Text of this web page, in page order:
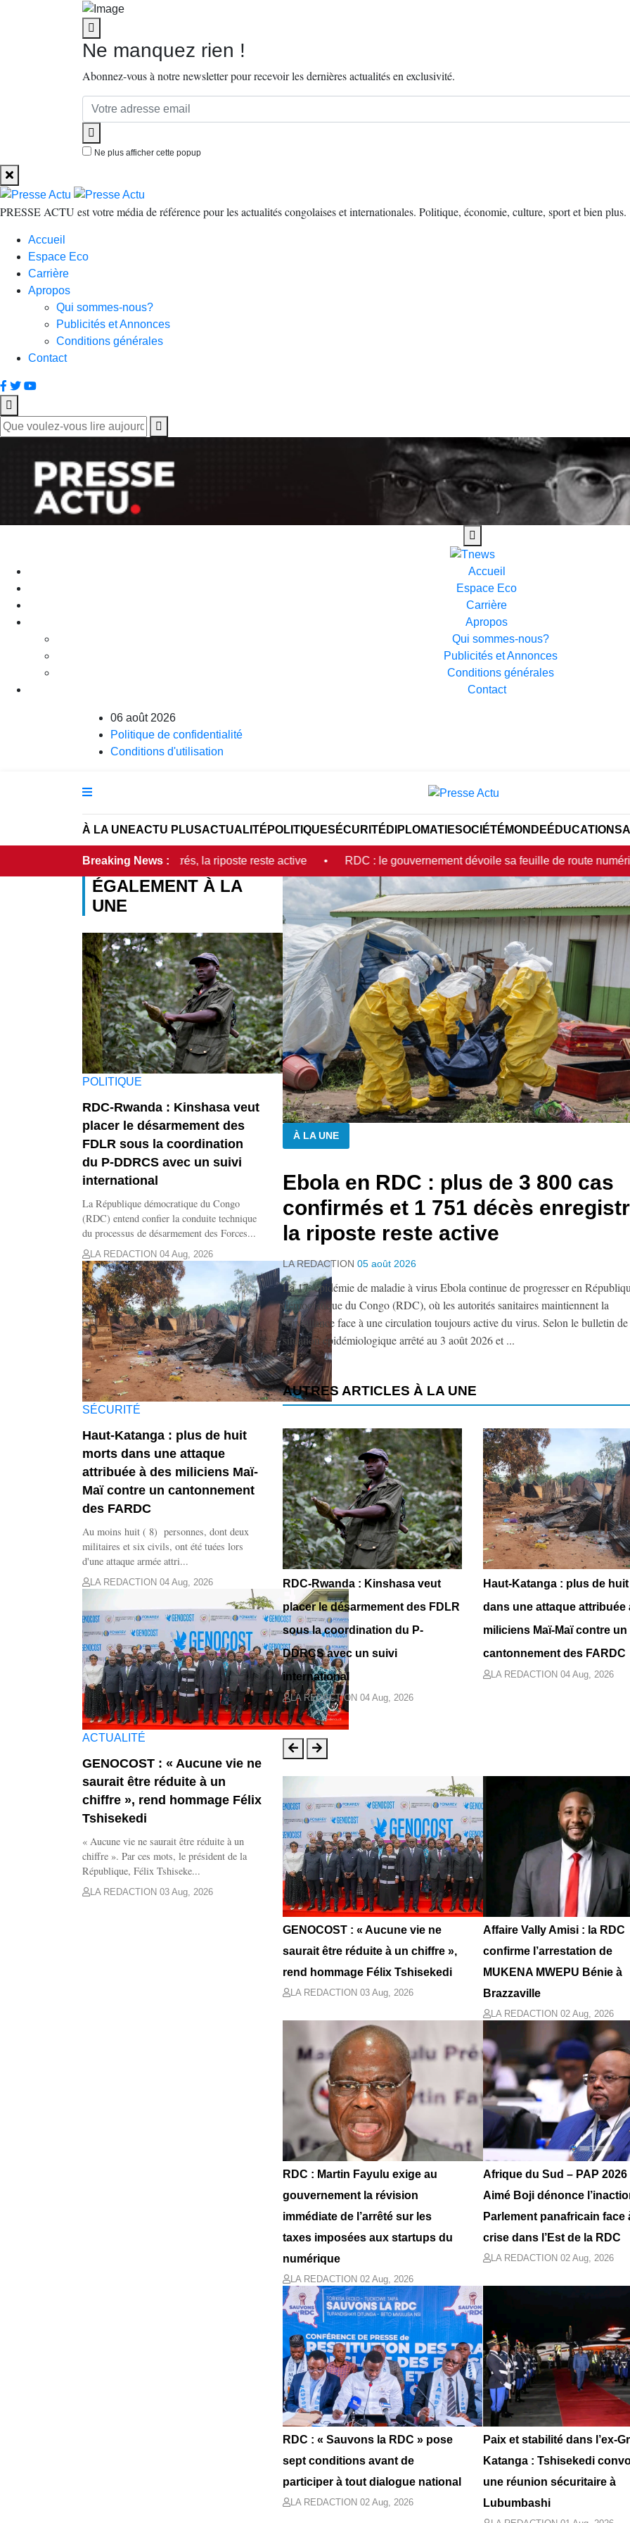
Ne manquez rien !
Abonnez-vous à notre newsletter pour recevoir les dernières actualités en exclusivité.
Ne plus afficher cette popup
PRESSE ACTU est votre média de référence pour les actualités congolaises et internationales. Politique, économie, culture, sport et bien plus.
Accueil
Espace Eco
Carrière
Apropos
Qui sommes-nous?
Publicités et Annonces
Conditions générales
Contact
Accueil
Espace Eco
Carrière
Apropos
Qui sommes-nous?
Publicités et Annonces
Conditions générales
Contact
06 août 2026
Politique de confidentialité
Conditions d'utilisation
À LA UNEACTU PLUSACTUALITÉ POLITIQUESÉCURITÉ DIPLOMATIESOCIÉTÉ MONDE ÉDUCATION
Breaking News :
décès enregistrés, la riposte reste active • RDC : le gouvernement dévoile sa feuille de route numérique et sa
ÉGALEMENT À LA
UNE
POLITIQUE
RDC-Rwanda : Kinshasa veut
placer le désarmement des
FDLR sous la coordination
du P-DDRCS avec un suivi
international
La République démocratique du Congo
(RDC) entend confier la conduite technique
du processus de désarmement des Forces...
LA REDACTION 04 Aug, 2026
SÉCURITÉ
Haut-Katanga : plus de huit
morts dans une attaque
attribuée à des miliciens Maï-
Maï contre un cantonnement
des FARDC
Au moins huit ( 8) personnes, dont deux
militaires et six civils, ont été tuées lors
d'une attaque armée attri...
LA REDACTION 04 Aug, 2026
ACTUALITÉ
GENOCOST : « Aucune vie ne
saurait être réduite à un
chiffre », rend hommage Félix
Tshisekedi
« Aucune vie ne saurait être réduite à un
chiffre ». Par ces mots, le président de la
République, Félix Tshiseke...
LA REDACTION 03 Aug, 2026
À LA UNE
Ebola en RDC : plus de 3 800 cas
confirmés et 1 751 décès
la riposte reste active
LA REDACTION 05 août 2026
La 17ᵉ épidémie de maladie à virus Ebola continue de progresser en
démocratique du Congo (RDC), où les autorités sanitaires maintiennent la
surveillance face à une circulation toujours active du virus. Selon le bulletin de
situation épidémiologique arrêté au 3 août 2026 et ...
AUTRES ARTICLES À LA UNE
RDC-Rwanda : Kinshasa veut
placer le désarmement des FDLR
sous la coordination du P-
DDRCS avec un suivi
international
LA REDACTION 04 Aug, 2026
Haut-Katanga : plus de
dans une attaque attribuée
miliciens Maï-Maï contre un
cantonnement des FARDC
LA REDACTION 04 Aug, 2026
GENOCOST : « Aucune vie ne
saurait être réduite à un chiffre »,
rend hommage Félix Tshisekedi
LA REDACTION 03 Aug, 2026
Affaire Vally Amisi : la RDC
confirme l’arrestation de
MUKENA MWEPU Bénie à
Brazzaville
LA REDACTION 02 Aug, 2026
RDC : Martin Fayulu exige au
gouvernement la révision
immédiate de l’arrêté sur les
taxes imposées aux startups du
numérique
LA REDACTION 02 Aug, 2026
Afrique du Sud – PAP 2026
Aimé Boji dénonce
Parlement panafricain face
crise dans l’Est de la RDC
LA REDACTION 02 Aug, 2026
RDC : « Sauvons la RDC » pose
sept conditions avant de
participer à tout dialogue national
LA REDACTION 02 Aug, 2026
Paix et stabilité dans l’ex-
Katanga : Tshisekedi
une réunion sécuritaire à
Lubumbashi